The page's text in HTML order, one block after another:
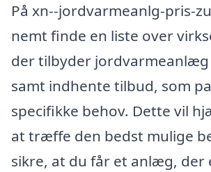
På xn--jordvarmeanlg-pris-
nemt finde en liste over
der tilbyder jordvarmeanlæg
samt indhente tilbud, som
specifikke behov. Dette vil
at træffe den bedst mulige
sikre, at du får et anlæg, der